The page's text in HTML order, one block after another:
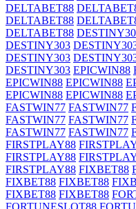
DELTABET88
DELTABET88
DELTABET88
DESTINY303
DESTINY303
DESTINY303 EPICWIN88
EPICWIN88 EPICWIN88
EPICWIN88 EPICWIN88
FASTWIN77 FASTWIN77
FASTWIN77 FASTWIN77
FASTWIN77 FASTWIN77
FIRSTPLAY88
FIRSTPLAY88
FIRSTPLAY88 FIXBET88
FIXBET88 FIXBET88
FIXBET88 FIXBET88
FORTUNESLOT88